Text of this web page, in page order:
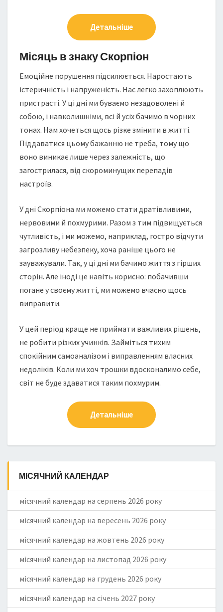
Детальніше
Місяць в знаку Скорпіон
Емоційне порушення підсилюється. Наростають
істеричність і напруженість. Нас легко захоплюють
пристрасті. У ці дні ми буваємо незадоволені й
собою, і навколишніми, всі й усіх бачимо в чорних
тонах. Нам хочеться щось різке змінити в житті.
Піддаватися цьому бажанню не треба, тому що
воно виникає лише через залежність, що
загострилася, від скороминущих перепадів
настроїв.
У дні Скорпіона ми можемо стати дратівливими,
нервовими й похмурими. Разом з тим підвищується
чутливість, і ми можемо, наприклад, гостро відчути
загрозливу небезпеку, хоча раніше цього не
зауважували. Так, у ці дні ми бачимо життя з гірших
сторін. Але іноді це навіть корисно: побачивши
погане у своєму житті, ми можемо вчасно щось
виправити.
У цей період краще не приймати важливих рішень,
не робити різких учинків. Займіться тихим
спокійним самоаналізом і виправленням власних
недоліків. Коли ми хоч трошки вдосконалимо себе,
світ не буде здаватися таким похмурим.
Детальніше
МІСЯЧНИЙ КАЛЕНДАР
місячний календар на серпень 2026 року
місячний календар на вересень 2026 року
місячний календар на жовтень 2026 року
місячний календар на листопад 2026 року
місячний календар на грудень 2026 року
місячний календар на січень 2027 року